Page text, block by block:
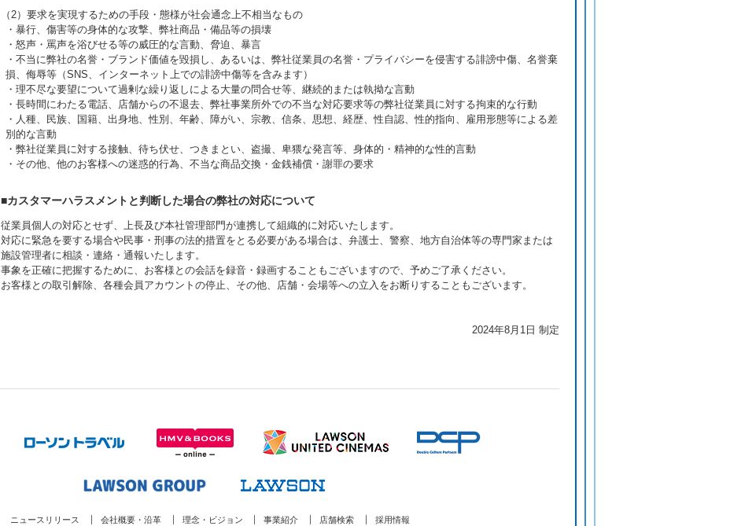
（2）要求を実現するための手段・態様が社会通念上不相当なもの
・暴行、傷害等の身体的な攻撃、弊社商品・備品等の損壊
・怒声・罵声を浴びせる等の威圧的な言動、脅迫、暴言
・不当に弊社の名誉・ブランド価値を毀損し、あるいは、弊社従業員の名誉・プライバシーを侵害する誹謗中傷、名誉棄
損、侮辱等（SNS、インターネット上での誹謗中傷等を含みます）
・理不尽な要望について過剰な繰り返しによる大量の問合せ等、継続的または執拗な言動
・長時間にわたる電話、店舗からの不退去、弊社事業所外での不当な対応要求等の弊社従業員に対する拘束的な行動
・人種、民族、国籍、出身地、性別、年齢、障がい、宗教、信条、思想、経歴、性自認、性的指向、雇用形態等による差
別的な言動
・弊社従業員に対する接触、待ち伏せ、つきまとい、盗撮、卑猥な発言等、身体的・精神的な性的言動
・その他、他のお客様への迷惑的行為、不当な商品交換・金銭補償・謝罪の要求
■カスタマーハラスメントと判断した場合の弊社の対応について
従業員個人の対応とせず、上長及び本社管理部門が連携して組織的に対応いたします。
対応に緊急を要する場合や民事・刑事の法的措置をとる必要がある場合は、弁護士、警察、地方自治体等の専門家または
施設管理者に相談・連絡・通報いたします。
事象を正確に把握するために、お客様との会話を録音・録画することもございますので、予めご了承ください。
お客様との取引解除、各種会員アカウントの停止、その他、店舗・会場等への立入をお断りすることもございます。
2024年8月1日 制定
ニュースリリース 会社概要・沿革 理念・ビジョン 事業紹介 店舗検索 採用情報